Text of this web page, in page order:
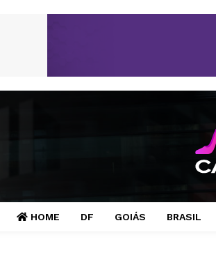
HOME DF GOIÁS BRASIL